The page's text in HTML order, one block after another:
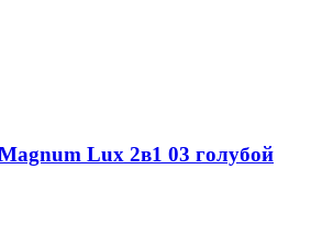
Lux 2в1 03 голубой